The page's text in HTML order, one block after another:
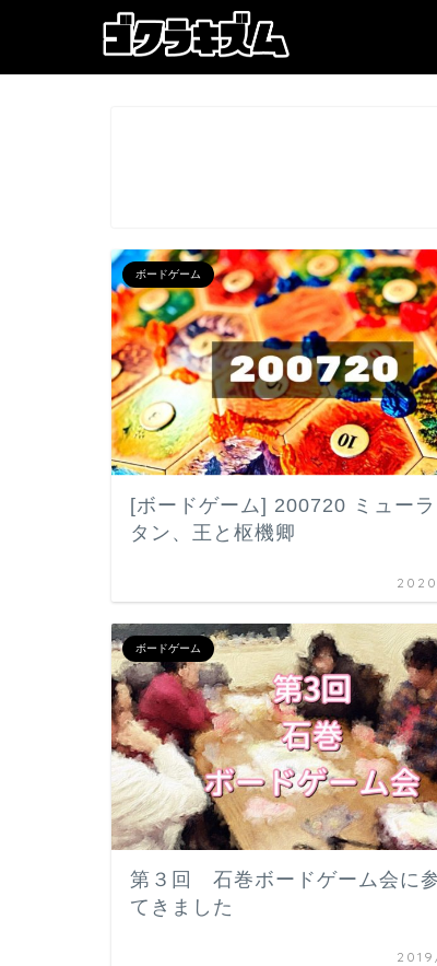
ボードゲーム
[ボードゲーム] 200720 ミューラ
タン、王と枢機卿
ボードゲーム
第３回 石巻ボードゲーム会に
てきました